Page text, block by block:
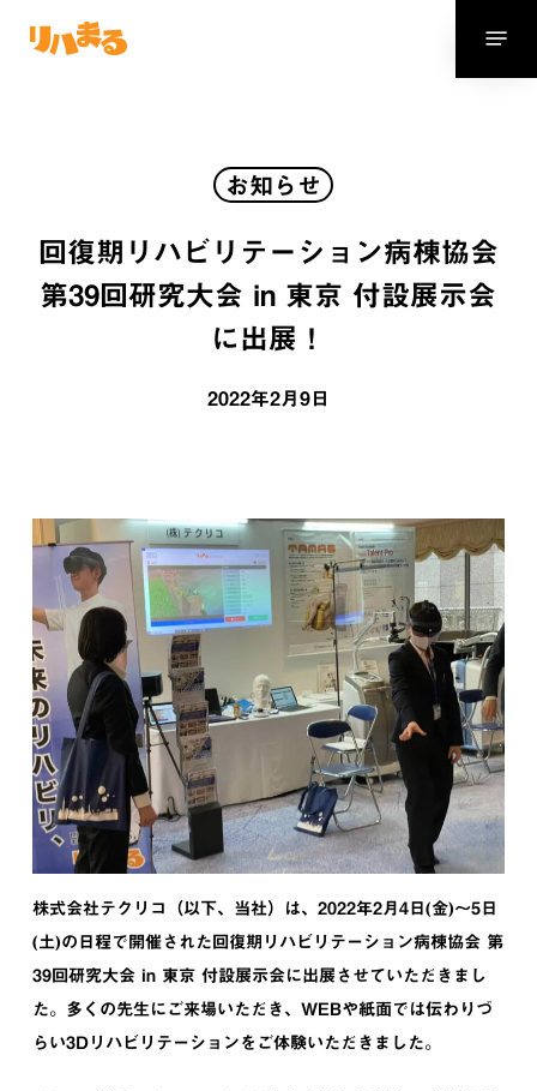
お知らせ
回復期リハビリテーション病棟協会
第39回研究大会 in 東京 付設展示会
に出展！
2022年2月9日
株式会社テクリコ（以下、当社）は、2022年2月4日(金)～5日
(土)の日程で開催された回復期リハビリテーション病棟協会 第
39回研究大会 in 東京 付設展示会に出展させていただきまし
た。多くの先生にご来場いただき、WEBや紙面では伝わりづ
らい3Dリハビリテーションをご体験いただきました。